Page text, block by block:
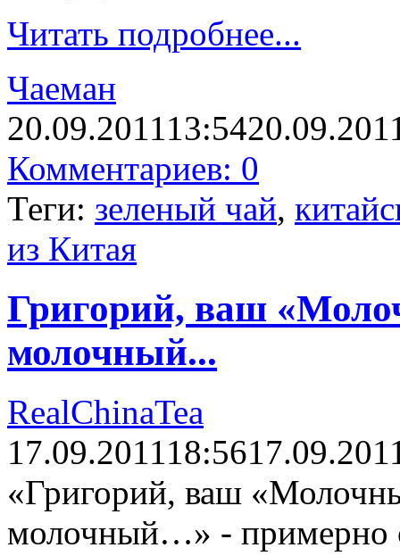
Читать подробнее...
Чаеман
20.09.201113:54
Комментариев: 0
Теги: зеленый чай,
из Китая
Григорий, ваш
молочный...
RealChinaTea
17.09.201118:56
«Григорий, ваш
молочный…» - примерно